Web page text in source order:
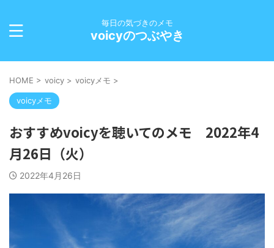
毎日の気づきのメモ
voicyのつぶやき
HOME > voicy > voicyメモ >
voicyメモ
おすすめvoicyを聴いてのメモ 2022年4
月26日（火）
2022年4月26日